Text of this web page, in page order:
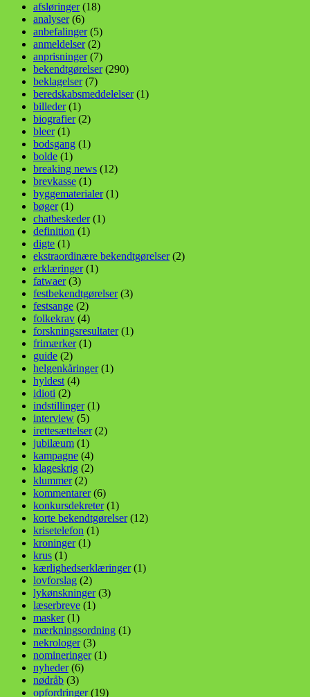
afsløringer(18)
analyser(6)
anbefalinger(5)
anmeldelser(2)
anprisninger(7)
bekendtgørelser(290)
beklagelser(7)
beredskabsmeddelelser(1)
billeder(1)
biografier(2)
bleer(1)
bodsgang (1)
bolde (1)
breaking news (12)
brevkasse (1)
byggematerialer(1)
bøger(1)
chatbeskeder(1)
definition (1)
digte (1)
ekstraordinære bekendtgørelser(2)
erklæringer(1)
fatwaer(3)
festbekendtgørelser(3)
festsange (2)
folkekrav (4)
forskningsresultater(1)
frimærker(1)
guide (2)
helgenkåringer(1)
hyldest (4)
idioti (2)
indstillinger(1)
interview (5)
irettesættelser(2)
jubilæum (1)
kampagne (4)
klageskrig (2)
klummer(2)
kommentarer(6)
konkursdekreter(1)
korte bekendtgørelser(12)
krisetelefon (1)
kroninger(1)
krus (1)
kærlighedserklæringer(1)
lovforslag (2)
lykønskninger(3)
læserbreve (1)
masker(1)
mærkningsordning (1)
nekrologer(3)
nomineringer(1)
nyheder(6)
nødråb (3)
opfordringer(19)